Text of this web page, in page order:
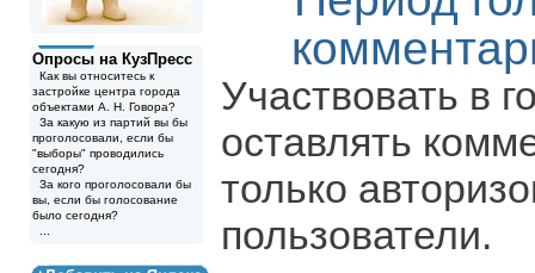
Опросы на КузПресс
Как вы относитесь к
застройке центра города
объектами А. Н. Говора?
За какую из партий вы бы
проголосовали, если бы
"выборы" проводились
сегодня?
За кого проголосовали бы
вы, если бы голосование
было сегодня?
Участвовать в
оставлять
только
пользователи.